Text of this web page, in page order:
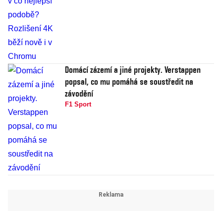
Domácí zázemí a jiné projekty. Verstappen
popsal, co mu pomáhá se soustředit na
závodění
F1 Sport